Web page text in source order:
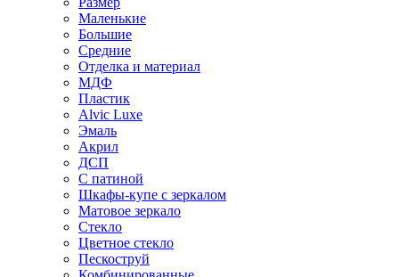
Маленькие
Большие
Средние
Отделка и материал
МДФ
Пластик
Alvic Luxe
Эмаль
Акрил
ДСП
С патиной
Шкафы-купе с зеркалом
Матовое зеркало
Стекло
Цветное стекло
Пескоструй